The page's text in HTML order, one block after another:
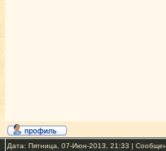
Дата: Пятница, 07-Июн-2013, 21:33 |